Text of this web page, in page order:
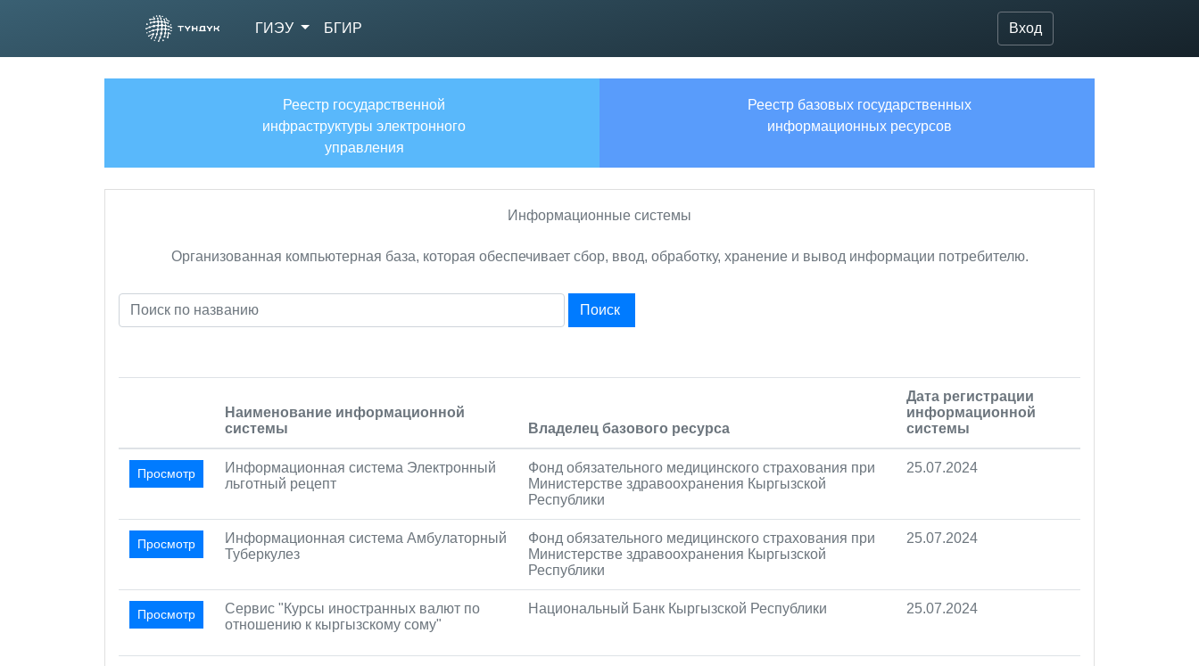
Вход
ГИЭУ БГИР
Реестр государственной
инфраструктуры электронного
управления
Реестр базовых государственных
информационных ресурсов
Информационные системы
Организованная компьютерная база, которая обеспечивает сбор, ввод, обработку, хранение и вывод информации потребителю.
Наименование информационной
системы
Владелец базового ресурса
Дата регистрации
информационной
системы
Просмотр
Информационная система Электронный
льготный рецепт
Фонд обязательного медицинского страхования при
Министерстве здравоохранения Кыргызской
Республики
25.07.2024
Просмотр
Информационная система Амбулаторный
Туберкулез
Фонд обязательного медицинского страхования при
Министерстве здравоохранения Кыргызской
Республики
25.07.2024
Просмотр
Сервис "Курсы иностранных валют по
отношению к кыргызскому сому"
Национальный Банк Кыргызской Республики 25.07.2024